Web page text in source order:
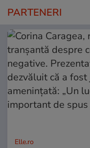
PARTENERI
Elle.ro